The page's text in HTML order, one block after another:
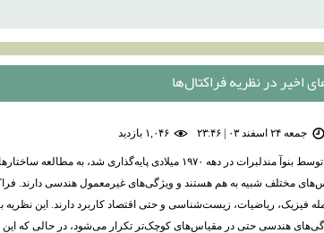
اخیر در نظریه فراکتال‌ها
جمعه ۲۴ اسفند ۰۳ | ۲۳:۴۶
نظریه فراکتال‌ها، که توسط بنوآ مندلبرات در دهه ۱۹۷۰ میلادی پایه‌گذاری شد، به
مختلف شبیه به هم هستند و ویژگی‌های غیرمعمول هندسی دارند.
فیزیک، ریاضیات، زیست‌شناسی و حتی اقتصاد کاربرد دارند. این نظریه
هندسی حتی در مقیاس‌های کوچک‌تر تکرار می‌شود، در حالی که